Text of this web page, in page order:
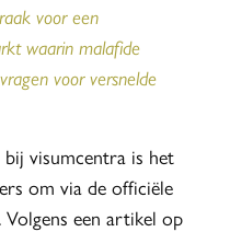
voor een
waarin malafide
voor versnelde
visumcentra is het
om via de officiële
Volgens een artikel op